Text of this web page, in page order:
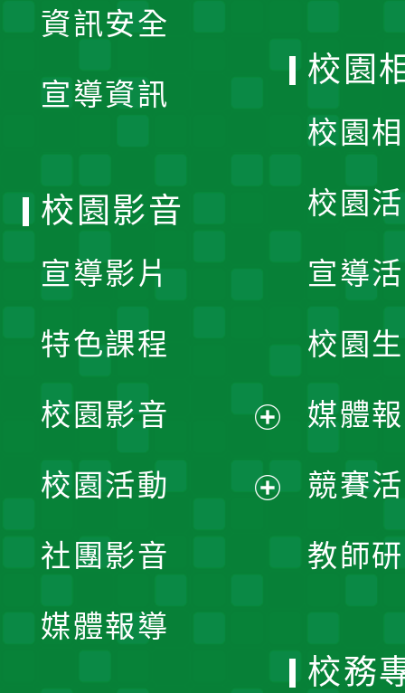
資訊安全
宣導資訊
校園
校園
校園
宣導
校園
媒體
競賽
教師
校園影音
宣導影片
特色課程
校園影音
開
校園活動
社團影音
媒體報導
校務